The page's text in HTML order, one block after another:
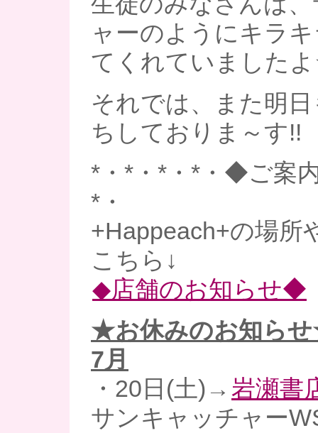
ャーのようにキラ
てくれていました
それでは、また明
ちしておりま～す!!
*・*・*・*・◆ご案
*・
+Happeach+の場所
こちら↓
◆店舗のお知らせ◆
★お休みのお知ら
7月
・20日(土)→ 岩瀬書
サンキャッチャー